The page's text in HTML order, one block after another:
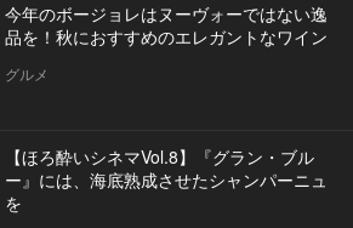
今年のボージョレはヌーヴォーではない逸
品を！秋におすすめのエレガントなワイン
グルメ
【ほろ酔いシネマVol.8】『グラン・ブル
ー』には、海底熟成させたシャンパーニュ
を